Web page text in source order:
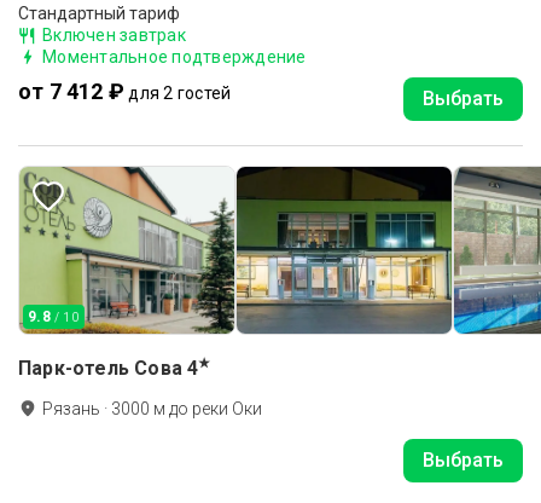
Стандартный тариф
Включен завтрак
Моментальное подтверждение
от 7 412 ₽ для 2 гостей Выбрать
9.8 / 10
Парк-отель Сова 4★
Рязань · 3000 м до реки Оки
Выбрать